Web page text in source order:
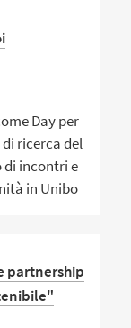
Day per
ricerca del
di incontri e
in Unibo
partnership